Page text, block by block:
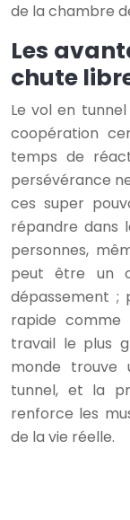
de la chambre
Les
chute
Le vol en
coopération
temps de
persévérance
ces super
répandre dans
personnes,
peut être un
dépassement ;
rapide comme
travail le plus
monde trouve
tunnel, et la
renforce les
de la vie réelle.